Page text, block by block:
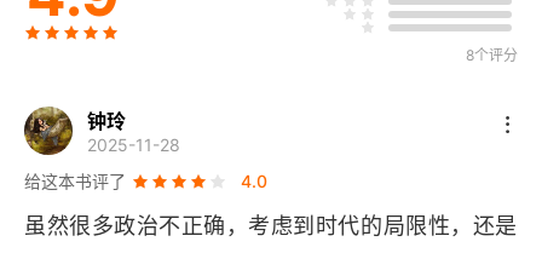
二 群体的推理能力
三 群体的想象力
第四章 群体信仰所采用的宗教形式
8个评分
钟玲
2025-11-28
给这本书评了
4.0
虽然很多政治不正确，考虑到时代的局限性，还是